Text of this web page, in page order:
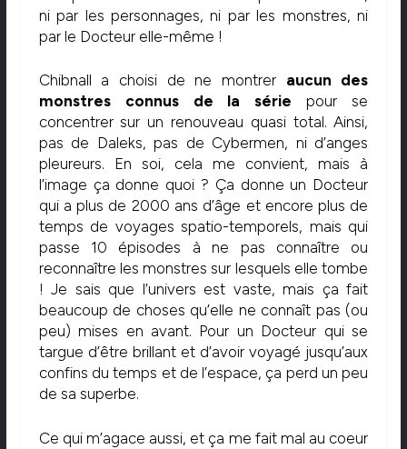
ni par les personnages, ni par les monstres, ni
par le Docteur elle-même !
Chibnall a choisi de ne montrer aucun des
monstres connus de la série pour se
concentrer sur un renouveau quasi total. Ainsi,
pas de Daleks, pas de Cybermen, ni d’anges
pleureurs. En soi, cela me convient, mais à
l’image ça donne quoi ? Ça donne un Docteur
qui a plus de 2000 ans d’âge et encore plus de
temps de voyages spatio-temporels, mais qui
passe 10 épisodes à ne pas connaître ou
reconnaître les monstres sur lesquels elle tombe
! Je sais que l’univers est vaste, mais ça fait
beaucoup de choses qu’elle ne connaît pas (ou
peu) mises en avant. Pour un Docteur qui se
targue d’être brillant et d’avoir voyagé jusqu’aux
confins du temps et de l’espace, ça perd un peu
de sa superbe.
Ce qui m’agace aussi, et ça me fait mal au coeur